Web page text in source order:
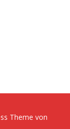
Theme von